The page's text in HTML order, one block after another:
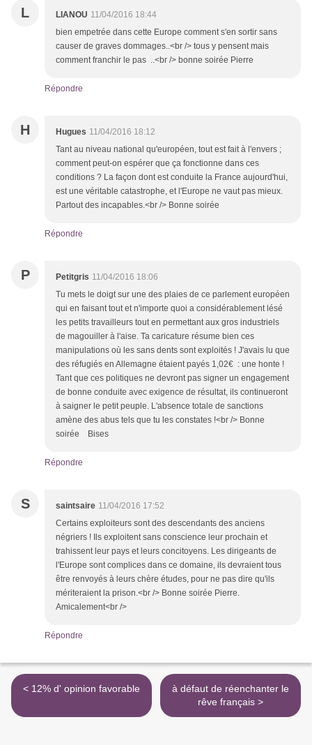
L LIANOU 11/04/2016 18:44
bien empetrée dans cette Europe comment s'en sortir sans
causer de graves dommages..<br /> tous y pensent mais
comment franchir le pas ..<br /> bonne soirée Pierre
Répondre
H Hugues 11/04/2016 18:12
Tant au niveau national qu'européen, tout est fait à l'envers ;
comment peut-on espérer que ça fonctionne dans ces
conditions ? La façon dont est conduite la France aujourd'hui,
est une véritable catastrophe, et l'Europe ne vaut pas mieux.
Partout des incapables.<br /> Bonne soirée
Répondre
P Petitgris 11/04/2016 18:06
Tu mets le doigt sur une des plaies de ce parlement européen
qui en faisant tout et n'importe quoi a considérablement lésé
les petits travailleurs tout en permettant aux gros industriels
de magouiller à l'aise. Ta caricature résume bien ces
manipulations où les sans dents sont exploités ! J'avais lu que
des réfugiés en Allemagne étaient payés 1,02€ : une honte !
Tant que ces politiques ne devront pas signer un engagement
de bonne conduite avec exigence de résultat, ils continueront
à saigner le petit peuple. L'absence totale de sanctions
amène des abus tels que tu les constates !<br /> Bonne
soirée Bises
Répondre
S saintsaire 11/04/2016 17:52
Certains exploiteurs sont des descendants des anciens
négriers ! Ils exploitent sans conscience leur prochain et
trahissent leur pays et leurs concitoyens. Les dirigeants de
l'Europe sont complices dans ce domaine, ils devraient tous
être renvoyés à leurs chère études, pour ne pas dire qu'ils
mériteraient la prison.<br /> Bonne soirée Pierre.
Amicalement<br />
Répondre
< 12% d' opinion favorable
à défaut de réenchanter le
rêve français >